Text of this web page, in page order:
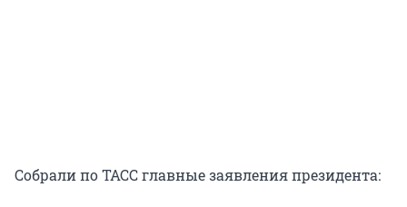
Собрали по ТАСС главные заявления президента: